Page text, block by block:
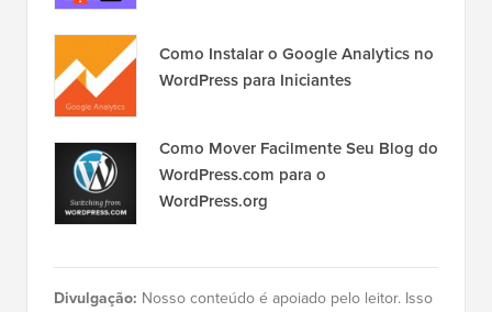
Como Instalar o Google Analytics no
WordPress para Iniciantes
Como Mover Facilmente Seu Blog do
WordPress.com para o
WordPress.org
Divulgação: Nosso conteúdo é apoiado pelo leitor. Isso